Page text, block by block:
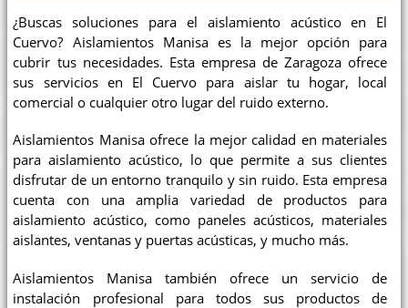
¿Buscas soluciones para el aislamiento acústico en El
Cuervo? Aislamientos Manisa es la mejor opción para
cubrir tus necesidades. Esta empresa de Zaragoza ofrece
sus servicios en El Cuervo para aislar tu hogar, local
comercial o cualquier otro lugar del ruido externo.
Aislamientos Manisa ofrece la mejor calidad en materiales
para aislamiento acústico, lo que permite a sus clientes
disfrutar de un entorno tranquilo y sin ruido. Esta empresa
cuenta con una amplia variedad de productos para
aislamiento acústico, como paneles acústicos, materiales
aislantes, ventanas y puertas acústicas, y mucho más.
Aislamientos Manisa también ofrece un servicio de
instalación profesional para todos sus productos de